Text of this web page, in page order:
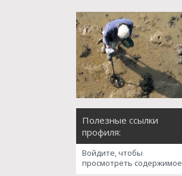
Полезные ссылки
профиля:
Войдите, чтобы
просмотреть содержимое